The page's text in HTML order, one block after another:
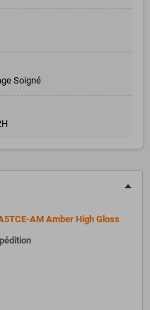
Soigné
AM Amber High Gloss